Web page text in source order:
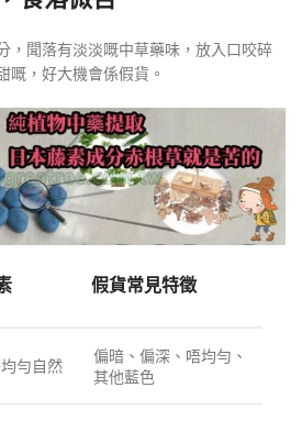
，聞落有淡淡嘅中草藥味，放入口咬碎
嘅，好大機會係假貨 。
假貨常見特徵
勻自然
偏暗、偏深、唔均勻、
其他藍色